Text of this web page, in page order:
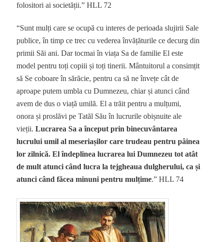
folositori ai societății.” HLL 72
“Sunt mulți care se ocupă cu interes de perioada slujirii Sale
publice, în timp ce trec cu vederea învățăturile ce decurg din
primii Săi ani. Dar tocmai în viața Sa de familie El este
model pentru toți copiii și toți tinerii. Mântuitorul a consimțit
să Se coboare în sărăcie, pentru ca să ne învețe cât de
aproape putem umbla cu Dumnezeu, chiar și atunci când
avem de dus o viață umilă. El a trăit pentru a mulțumi,
onora și proslăvi pe Tatăl Său în lucrurile obișnuite ale
vieții.Lucrarea Sa a început prin binecuvântarea
lucrului umil al meseriașilor care trudeau pentru pâinea
lor zilnică. El îndeplinea lucrarea lui Dumnezeu tot atât
de mult atunci când lucra la tejgheaua dulgherului, ca și
atunci când făcea minuni pentru mulțime.” HLL 74